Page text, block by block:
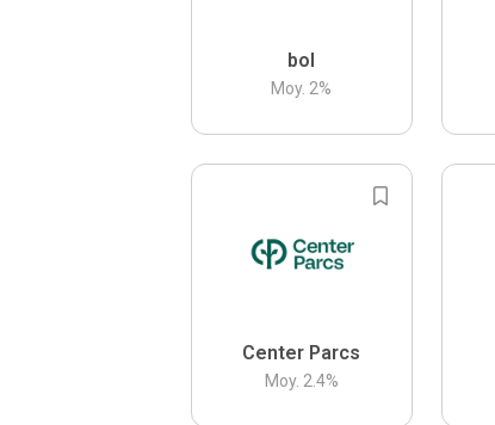
bol
Moy. 2%
Center Parcs
Moy. 2.4%